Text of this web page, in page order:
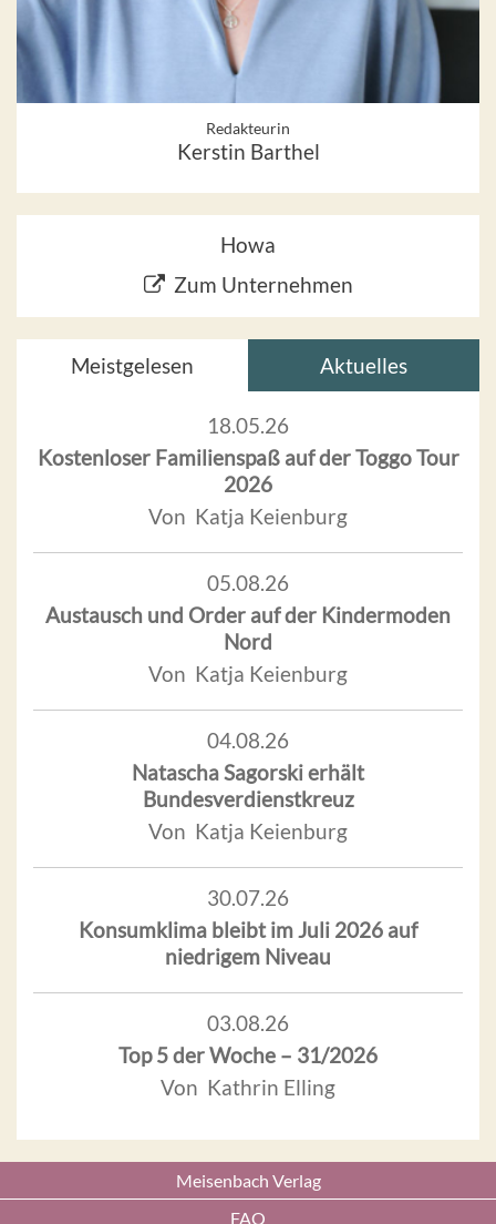
Redakteurin
Kerstin Barthel
Howa
Zum Unternehmen
Meistgelesen Aktuelles
18.05.26
Kostenloser Familienspaß auf der Toggo Tour
2026
Von Katja Keienburg
05.08.26
Austausch und Order auf der Kindermoden
Nord
Von Katja Keienburg
04.08.26
Natascha Sagorski erhält
Bundesverdienstkreuz
Von Katja Keienburg
30.07.26
Konsumklima bleibt im Juli 2026 auf
niedrigem Niveau
03.08.26
Top 5 der Woche – 31/2026
Von Kathrin Elling
Meisenbach Verlag
FAQ